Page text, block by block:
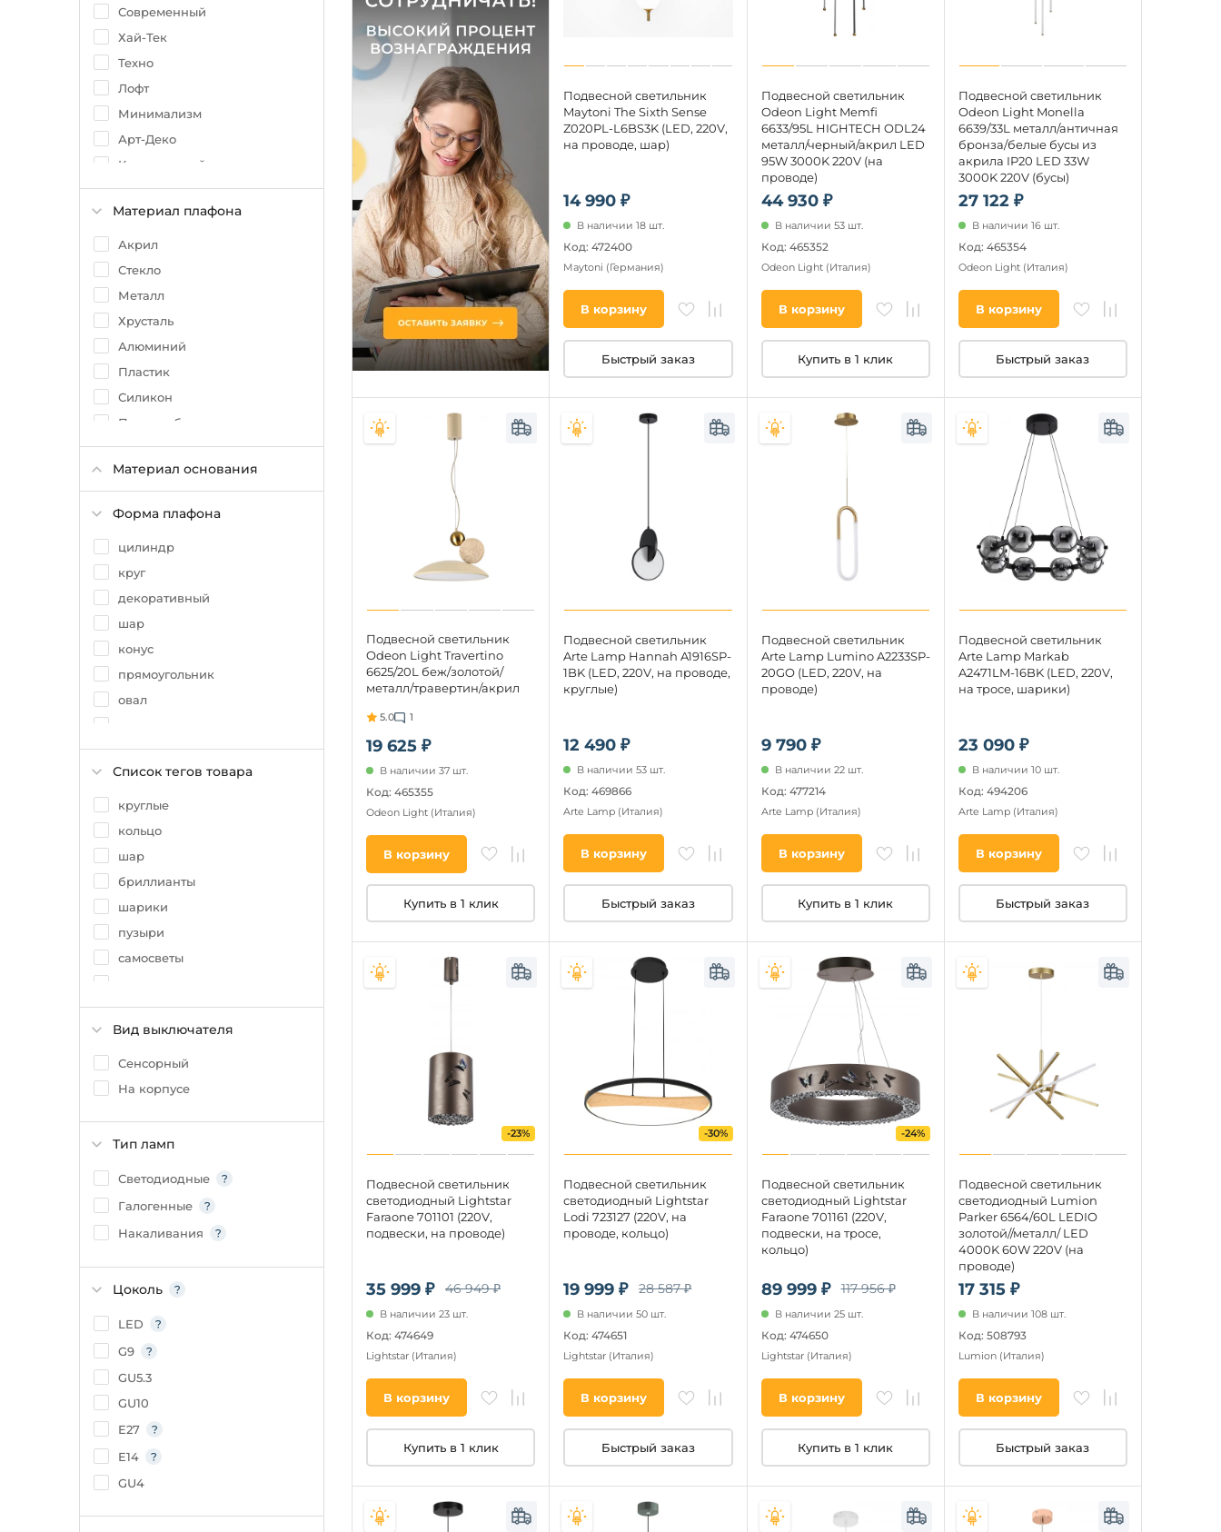
Желтый
Бежевый
Зеленый
Современный
Хай-Тек
Техно
Лофт
Минимализм
Арт-Деко
Классический
Скандинавский
Восточный
Флористика
Яркое и цветное
Индустриальный
Прованс
Материал плафона
Акрил
Стекло
Металл
Хрусталь
Алюминий
Пластик
Силикон
Поликарбонат
Ткань
Керамика
Камень
Алебастр
Полиметилметакрилат
Материал основания
Форма плафона
цилиндр
круг
декоративный
шар
конус
прямоугольник
овал
элипсоид
квадрат
бокал
эллипс
трапеция
призма
Список тегов товара
круглые
кольцо
шар
бриллианты
шарики
пузыри
самосветы
бублик
бусы
птички
летающая тарелка
Вид выключателя
Сенсорный
На корпусе
Тип ламп
Светодиодные
Галогенные
Накаливания
Цоколь
LED
G9
GU5.3
GU10
E27
E14
GU4
14 990 ₽
Подвесной светильник
Maytoni The Sixth Sense
Z020PL-L6BS3K (LED, 220V,
на проводе, шар)
В наличии 18 шт.
Код: 472400
Maytoni (Германия)
В корзину
Быстрый заказ
44 930 ₽
Подвесной светильник
Odeon Light Memfi
6633/95L HIGHTECH ODL24
металл/черный/акрил LED
95W 3000K 220V (на
проводе)
В наличии 53 шт.
Код: 465352
Odeon Light (Италия)
В корзину
Купить в 1 клик
27 122 ₽
Подвесной светильник
Odeon Light Monella
6639/33L металл/античная
бронза/белые бусы из
акрила IP20 LED 33W
3000K 220V (бусы)
В наличии 16 шт.
Код: 465354
Odeon Light (Италия)
В корзину
Быстрый заказ
19 625 ₽
Подвесной светильник
Odeon Light Travertino
6625/20L беж/золотой/
металл/травертин/акрил
(на тросе)
5.0 1
В наличии 37 шт.
Код: 465355
Odeon Light (Италия)
В корзину
Купить в 1 клик
12 490 ₽
Подвесной светильник
Arte Lamp Hannah A1916SP-
1BK (LED, 220V, на проводе,
круглые)
В наличии 53 шт.
Код: 469866
Arte Lamp (Италия)
В корзину
Быстрый заказ
9 790 ₽
Подвесной светильник
Arte Lamp Lumino A2233SP-
20GO (LED, 220V, на
проводе)
В наличии 22 шт.
Код: 477214
Arte Lamp (Италия)
В корзину
Купить в 1 клик
23 090 ₽
Подвесной светильник
Arte Lamp Markab
A2471LM-16BK (LED, 220V,
на тросе, шарики)
В наличии 10 шт.
Код: 494206
Arte Lamp (Италия)
В корзину
Быстрый заказ
35 999 ₽ 46 949 ₽
-23%
Подвесной светильник
светодиодный Lightstar
Faraone 701101 (220V,
подвески, на проводе)
В наличии 23 шт.
Код: 474649
Lightstar (Италия)
В корзину
Купить в 1 клик
19 999 ₽ 28 587 ₽
-30%
Подвесной светильник
светодиодный Lightstar
Lodi 723127 (220V, на
проводе, кольцо)
В наличии 50 шт.
Код: 474651
Lightstar (Италия)
В корзину
Быстрый заказ
89 999 ₽ 117 956 ₽
-24%
Подвесной светильник
светодиодный Lightstar
Faraone 701161 (220V,
подвески, на тросе,
кольцо)
В наличии 25 шт.
Код: 474650
Lightstar (Италия)
В корзину
Купить в 1 клик
17 315 ₽
Подвесной светильник
светодиодный Lumion
Parker 6564/60L LEDIO
золотой//металл/ LED
4000K 60W 220V (на
проводе)
В наличии 108 шт.
Код: 508793
Lumion (Италия)
В корзину
Быстрый заказ